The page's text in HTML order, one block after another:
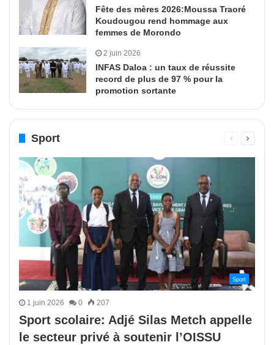
Fête des mères 2026:Moussa Traoré
Koudougou rend hommage aux
femmes de Morondo
2 juin 2026
INFAS Daloa : un taux de réussite
record de plus de 97 % pour la
promotion sortante
Sport
PagePage
Sport
1 juin 2026 0 207
Sport scolaire: Adjé Silas Metch appelle
le secteur privé à soutenir l’OISSU